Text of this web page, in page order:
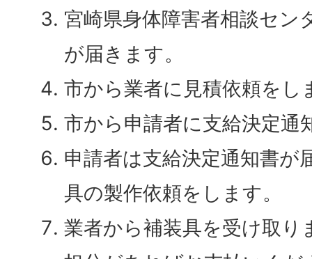
宮崎県身体障害者相談セン
が届きます。
市から業者に見積依頼をし
市から申請者に支給決定通
申請者は支給決定通知書が
具の製作依頼をします。
業者から補装具を受け取り